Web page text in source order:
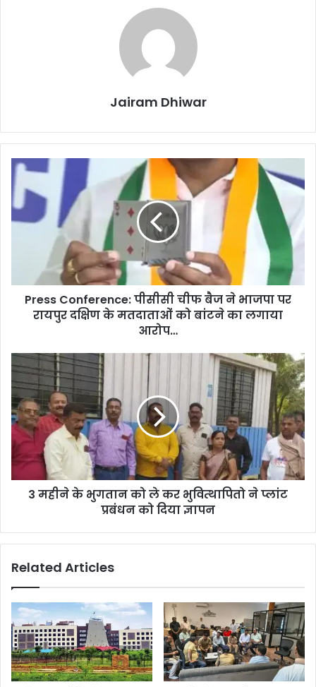
Jairam Dhiwar
Press
Conference:
पीसीसी
चीफ
बैज
रायपुर
दक्षिण
बांटने
का
लगाया
आरोप…
Press Conference: पीसीसी चीफ बैज ने भाजपा पर
रायपुर दक्षिण के मतदाताओं को बांटने का लगाया
आरोप…
3
महीने
के
भुगतान
को
ले
कर
भुवित्थापितो
ने
दिया
3 महीने के भुगतान को ले कर भुवित्थापितो ने प्लांट
प्रबंधन को दिया ज्ञापन
Related Articles